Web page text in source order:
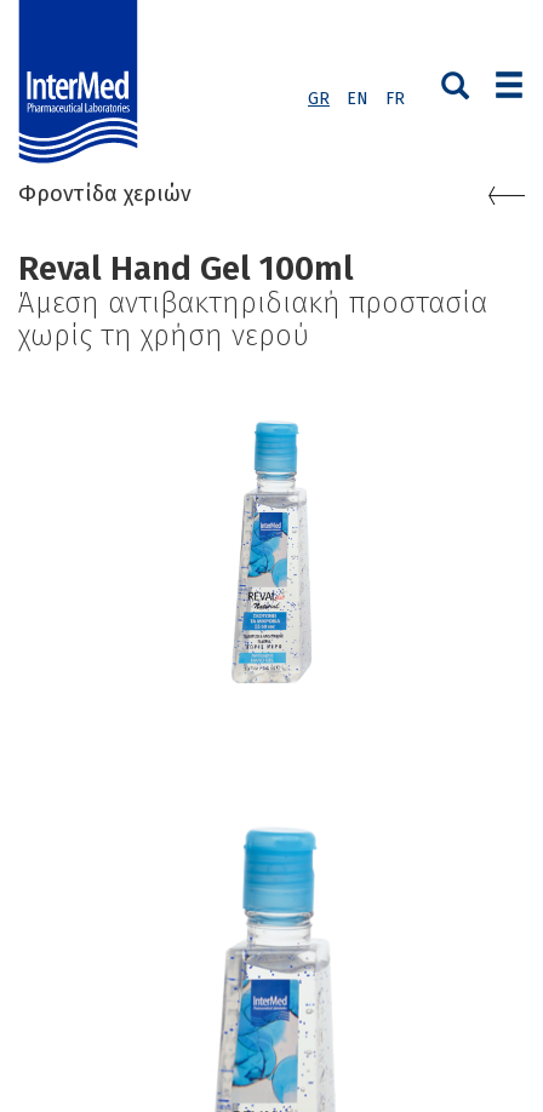
GR EN FR
Φροντίδα χεριών
Reval Hand Gel 100ml
Άμεση αντιβακτηριδιακή προστασία
χωρίς τη χρήση νερού